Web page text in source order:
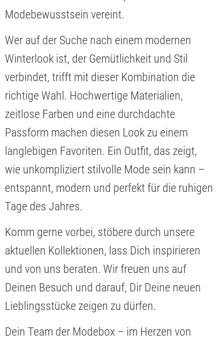
Modebewusstsein vereint.
Wer auf der Suche nach einem modernen
Winterlook ist, der Gemütlichkeit und Stil
verbindet, trifft mit dieser Kombination die
richtige Wahl. Hochwertige Materialien,
zeitlose Farben und eine durchdachte
Passform machen diesen Look zu einem
langlebigen Favoriten. Ein Outfit, das zeigt,
wie unkompliziert stilvolle Mode sein kann –
entspannt, modern und perfekt für die ruhigen
Tage des Jahres.
Komm gerne vorbei, stöbere durch unsere
aktuellen Kollektionen, lass Dich inspirieren
und von uns beraten. Wir freuen uns auf
Deinen Besuch und darauf, Dir Deine neuen
Lieblingsstücke zeigen zu dürfen.
Dein Team der Modebox – im Herzen von